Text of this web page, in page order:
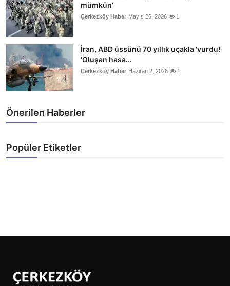
mümkün’
Çerkezköy Haber Mayıs 26, 2026 1
İran, ABD üssünü 70 yıllık uçakla 'vurdu!'
'Oluşan hasa...
Çerkezköy Haber Haziran 2, 2026 1
Önerilen Haberler
Popüler Etiketler